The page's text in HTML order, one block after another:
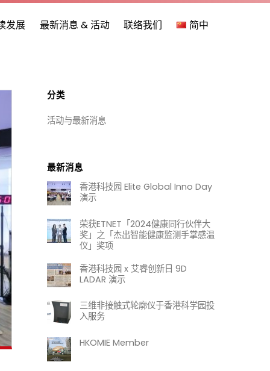
发展 最新消息 & 活动 联络我们 简中
分类
活动与最新消息
最新消息
香港科技园 Elite Global Inno Day
演示
荣获ETNET「2024健康同行伙伴大
奖」之「杰出智能健康监测手掌感温
仪」奖项
香港科技园 x 艾睿创新日 9D
LADAR 演示
三维非接触式轮廓仪于香港科学园投
入服务
HKOMIE Member